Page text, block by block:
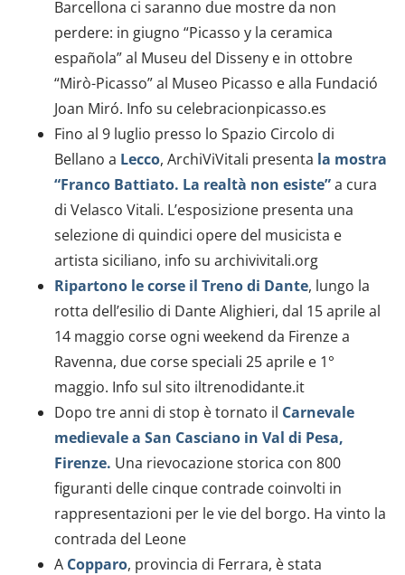
Barcellona ci saranno due mostre da non
perdere: in giugno “Picasso y la ceramica
española” al Museu del Disseny e in ottobre
“Mirò-Picasso” al Museo Picasso e alla Fundació
Joan Miró. Info su celebracionpicasso.es
Fino al 9 luglio presso lo Spazio Circolo di
Bellano a Lecco, ArchiViVitali presenta la mostra
“Franco Battiato. La realtà non esiste”a cura
di Velasco Vitali. L’esposizione presenta una
selezione di quindici opere del musicista e
artista siciliano, info su archivivitali.org
Ripartono le corse il Treno di Dante, lungo la
rotta dell’esilio di Dante Alighieri, dal 15 aprile al
14 maggio corse ogni weekend da Firenze a
Ravenna, due corse speciali 25 aprile e 1°
maggio. Info sul sito iltrenodidante.it
Dopo tre anni di stop è tornato il Carnevale
medievale a San Casciano in Val di Pesa,
Firenze. Una rievocazione storica con 800
figuranti delle cinque contrade coinvolti in
rappresentazioni per le vie del borgo. Ha vinto la
contrada del Leone
A Copparo, provincia di Ferrara, è stata